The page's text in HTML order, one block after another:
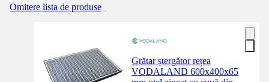
Omitere lista de produse
Grătar ștergător rețea
VODALAND 600x400x65